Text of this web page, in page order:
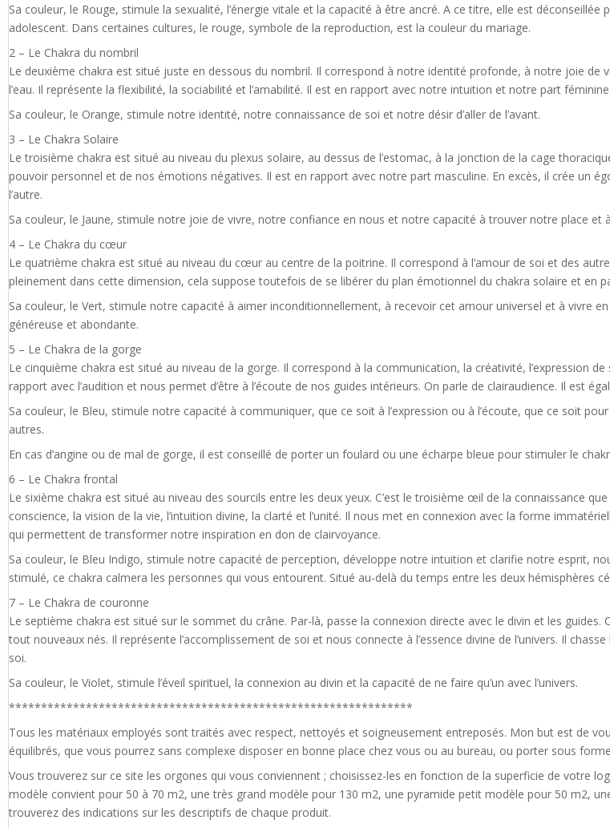
Sa couleur, le Rouge, stimule la sexualité, l’énergie vitale et la capacité à être ancré. A ce titre, elle est déconseillée
adolescent. Dans certaines cultures, le rouge, symbole de la reproduction, est la couleur du mariage.
2 – Le Chakra du nombril
Le deuxième chakra est situé juste en dessous du nombril. Il correspond à notre identité profonde, à notre joie de
l’eau. Il représente la flexibilité, la sociabilité et l’amabilité. Il est en rapport avec notre intuition et notre part féminine.
Sa couleur, le Orange, stimule notre identité, notre connaissance de soi et notre désir d’aller de l’avant.
3 – Le Chakra Solaire
Le troisième chakra est situé au niveau du plexus solaire, au dessus de l’estomac, à la jonction de la cage
pouvoir personnel et de nos émotions négatives. Il est en rapport avec notre part masculine. En excès, il crée un
l’autre.
Sa couleur, le Jaune, stimule notre joie de vivre, notre confiance en nous et notre capacité à trouver notre place
4 – Le Chakra du cœur
Le quatrième chakra est situé au niveau du cœur au centre de la poitrine. Il correspond à l’amour de soi et des
pleinement dans cette dimension, cela suppose toutefois de se libérer du plan émotionnel du chakra solaire et en
Sa couleur, le Vert, stimule notre capacité à aimer inconditionnellement, à recevoir cet amour universel et à vivre
généreuse et abondante.
5 – Le Chakra de la gorge
Le cinquième chakra est situé au niveau de la gorge. Il correspond à la communication, la créativité, l’expression
rapport avec l’audition et nous permet d’être à l’écoute de nos guides intérieurs. On parle de clairaudience. Il est
Sa couleur, le Bleu, stimule notre capacité à communiquer, que ce soit à l’expression ou à l’écoute, que ce soit
autres.
En cas d’angine ou de mal de gorge, il est conseillé de porter un foulard ou une écharpe bleue pour stimuler le
6 – Le Chakra frontal
Le sixième chakra est situé au niveau des sourcils entre les deux yeux. C’est le troisième œil de la connaissance
conscience, la vision de la vie, l’intuition divine, la clarté et l’unité. Il nous met en connexion avec la forme
qui permettent de transformer notre inspiration en don de clairvoyance.
Sa couleur, le Bleu Indigo, stimule notre capacité de perception, développe notre intuition et clarifie notre esprit,
stimulé, ce chakra calmera les personnes qui vous entourent. Situé au-delà du temps entre les deux hémisphères
7 – Le Chakra de couronne
Le septième chakra est situé sur le sommet du crâne. Par-là, passe la connexion directe avec le divin et les guides.
tout nouveaux nés. Il représente l’accomplissement de soi et nous connecte à l’essence divine de l’univers. Il
soi.
Sa couleur, le Violet, stimule l’éveil spirituel, la connexion au divin et la capacité de ne faire qu’un avec l’univers.
***************************************************************
Tous les matériaux employés sont traités avec respect, nettoyés et soigneusement entreposés. Mon but est de
équilibrés, que vous pourrez sans complexe disposer en bonne place chez vous ou au bureau, ou porter sous
Vous trouverez sur ce site les orgones qui vous conviennent ; choisissez-les en fonction de la superficie de votre
modèle convient pour 50 à 70 m2, une très grand modèle pour 130 m2, une pyramide petit modèle pour 50 m2,
trouverez des indications sur les descriptifs de chaque produit.